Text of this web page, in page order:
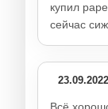
купил
сейчас